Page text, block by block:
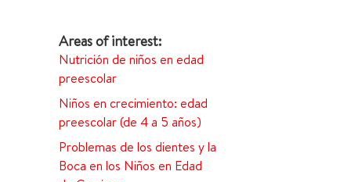
Nutrición de niños en edad
preescolar
Niños en crecimiento: edad
preescolar (de 4 a 5 años)
Problemas de los dientes y la
Boca en los Niños en Edad